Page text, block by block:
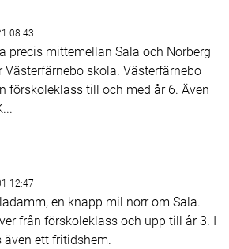
08:43
precis mittemellan Sala och Norberg
Västerfärnebo skola. Västerfärnebo
förskoleklass till och med år 6. Även
12:47
en knapp mil norr om Sala.
från förskoleklass och upp till år 3. I
ett fritidshem.